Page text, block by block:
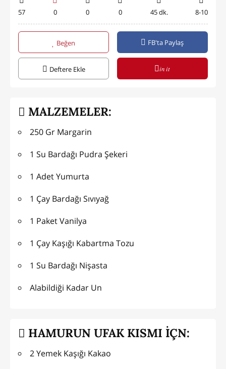
57 0 0 0 45 dk. 8-10
Beğen FB'ta Paylaş
Deftere Ekle in it
MALZEMELER:
250 Gr Margarin
1 Su Bardağı Pudra Şekeri
1 Adet Yumurta
1 Çay Bardağı Sıvıyağ
1 Paket Vanilya
1 Çay Kaşığı Kabartma Tozu
1 Su Bardağı Nişasta
Alabildiği Kadar Un
HAMURUN UFAK KISMI İÇN:
2 Yemek Kaşığı Kakao